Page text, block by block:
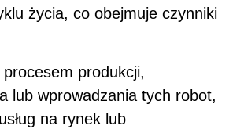
życia, co obejmuje czynniki
produkcji,
lub wprowadzania tych robot,
na rynek lub